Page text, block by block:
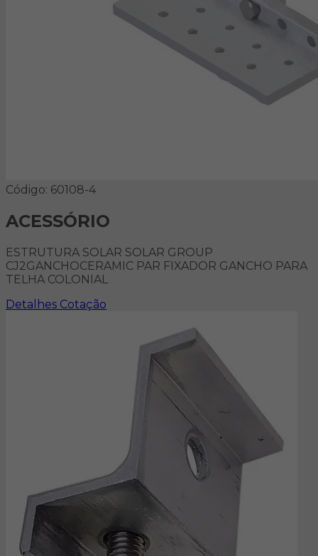
Código: 60108-4
ACESSÓRIO
ESTRUTURA SOLAR SOLAR GROUP
CJ2GANCHOCERAMIC PAR FIXADOR GANCHO PARA
TELHA COLONIAL
Detalhes Cotação